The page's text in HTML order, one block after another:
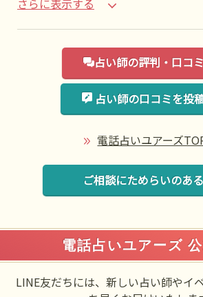
占い師の評判・口コ
占い師の口コミを投
電話占いユアーズ
ご相談にためらいのあ
電話占いユアーズ
LINE友だちには、新しい占い師やイ